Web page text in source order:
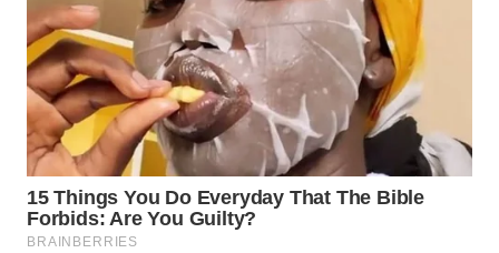
WN
LABUHANBATU
WN
TAPANULI
TENGAH
WN DELI